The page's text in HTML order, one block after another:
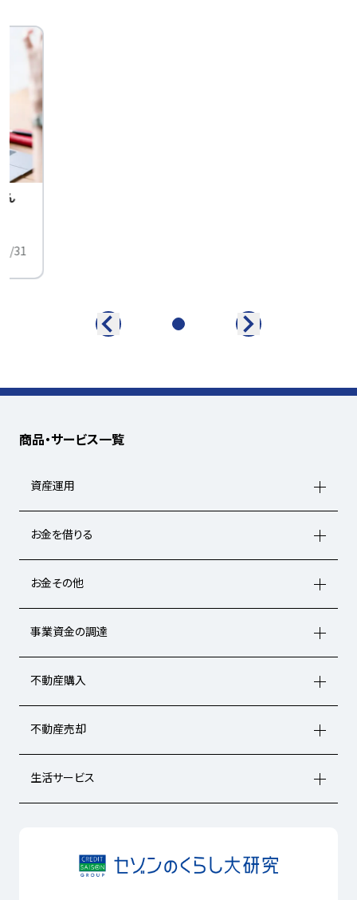
ん
31
商品・サービス一覧
資産運用
お金を借りる
お金その他
事業資金の調達
不動産購入
不動産売却
生活サービス